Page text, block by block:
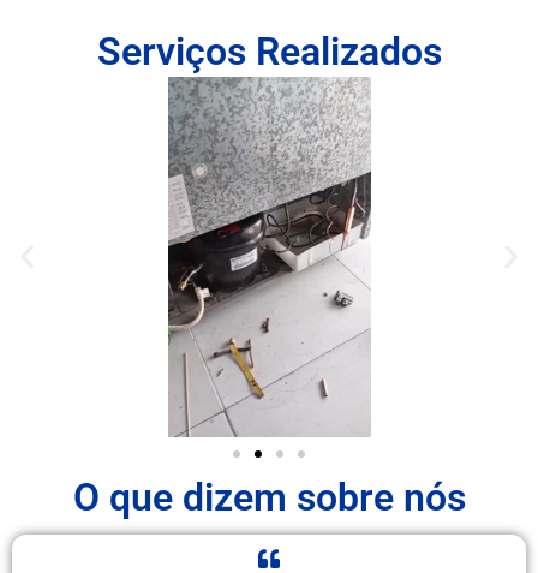
Serviços Realizados
O que dizem sobre nós